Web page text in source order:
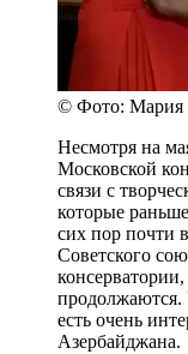
© Фото: Мария
Несмотря на
Московской
связи с
которые
сих пор почти
Советского
продолжаются.
есть очень
Азербайджана.